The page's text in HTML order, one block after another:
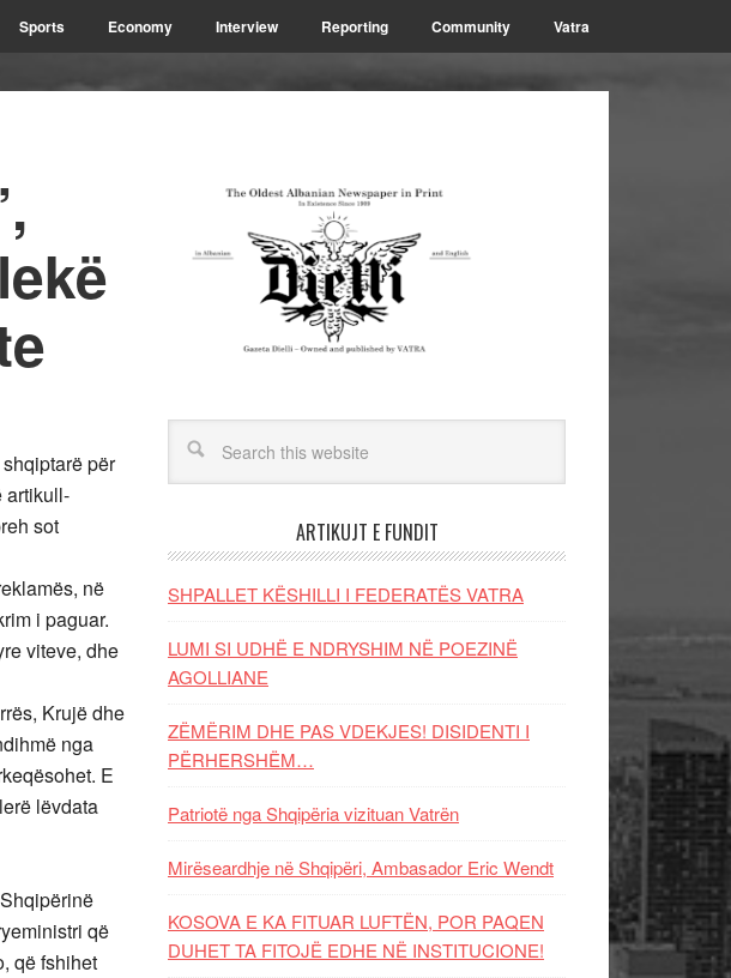
Sports Economy Interview Reporting Community Vatra
për
artikull-
sot
në
i paguar.
viteve, dhe
Krujë dhe
nga
E
lëvdata
që
që fshihet
ARTIKUJT E FUNDIT
SHPALLET KËSHILLI I FEDERATËS VATRA
LUMI SI UDHË E NDRYSHIM NË POEZINË
AGOLLIANE
ZËMËRIM DHE PAS VDEKJES! DISIDENTI I
PËRHERSHËM…
Patriotë nga Shqipëria vizituan Vatrën
Mirëseardhje në Shqipëri, Ambasador Eric Wendt
KOSOVA E KA FITUAR LUFTËN, POR PAQEN
DUHET TA FITOJË EDHE NË INSTITUCIONE!